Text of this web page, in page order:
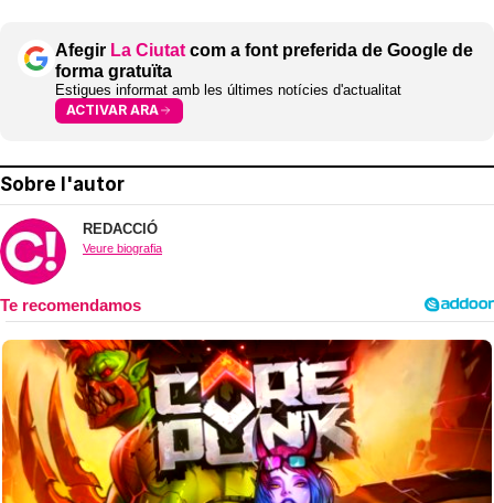
Afegir La Ciutat com a font preferida de Google de
forma gratuïta
Estigues informat amb les últimes notícies d'actualitat
ACTIVAR ARA
Sobre l'autor
REDACCIÓ
Veure biografia